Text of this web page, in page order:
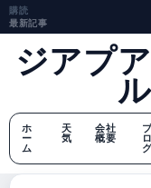
購読
最新記事
ジアプ
ホ
ー
ム
天
気
会社
概要 ロ